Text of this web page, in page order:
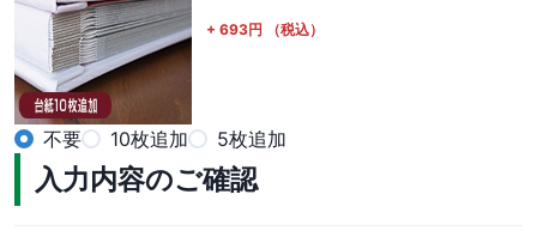
+693円 （税込）
不要 10枚追加 5枚追加
入力内容のご確認